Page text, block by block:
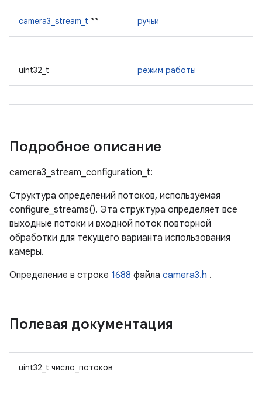
camera3_stream_t ** ручьи
uint32_t режим работы
Подробное описание
camera3_stream_configuration_t:
Структура определений потоков, используемая
configure_streams(). Эта структура определяет все
выходные потоки и входной поток повторной
обработки для текущего варианта использования
камеры.
Определение в строке 1688 файла camera3.h .
Полевая документация
uint32_t число_потоков